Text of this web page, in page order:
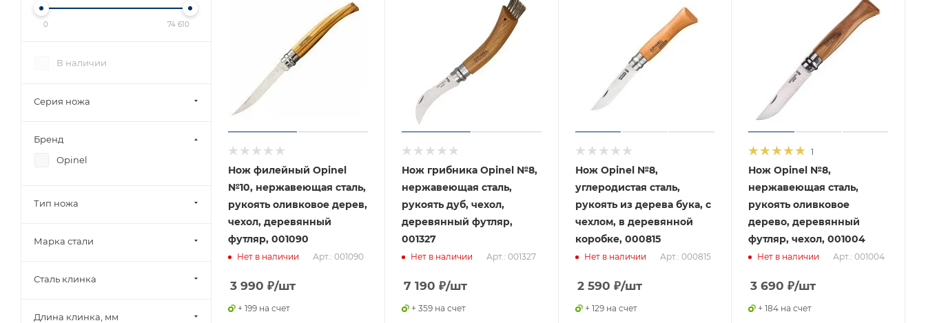
Нож филейный Opinel
№10, нержавеющая сталь,
рукоять оливковое дерев,
чехол, деревянный
футляр, 001090
Нет в наличии Арт.: 001090
3 990 ₽/шт
+ 199 на счет
Нож грибника Opinel №8,
нержавеющая сталь,
рукоять дуб, чехол,
деревянный футляр,
001327
Нет в наличии Арт.: 001327
7 190 ₽/шт
+ 359 на счет
Нож Opinel №8,
углеродистая сталь,
рукоять из дерева бука, с
чехлом, в деревянной
коробке, 000815
Нет в наличии Арт.: 000815
2 590 ₽/шт
+ 129 на счет
1
Нож Opinel №8,
нержавеющая сталь,
рукоять оливковое
дерево, деревянный
футляр, чехол, 001004
Нет в наличии Арт.: 001004
3 690 ₽/шт
+ 184 на счет
0 74 610
В наличии
Серия ножа
Бренд
Opinel
Тип ножа
Марка стали
Сталь клинка
Длина клинка, мм